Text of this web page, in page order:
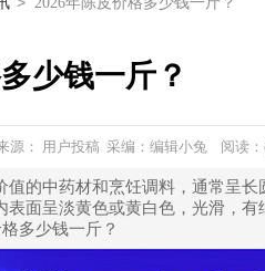
少钱一斤？
源： 用户投稿 采编：编辑小兔 阅读
值的中药材和烹饪调料，通常呈
表面呈淡黄色或黄白色，光滑，
多少钱一斤？